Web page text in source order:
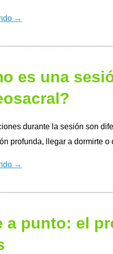
→
es una
durante la sesión son
profunda, llegar a dormirte
→
a punto: el